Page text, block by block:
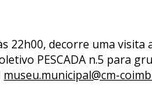
22h00, decorre uma
PESCADA n.5 para
museu.municipal@cm-